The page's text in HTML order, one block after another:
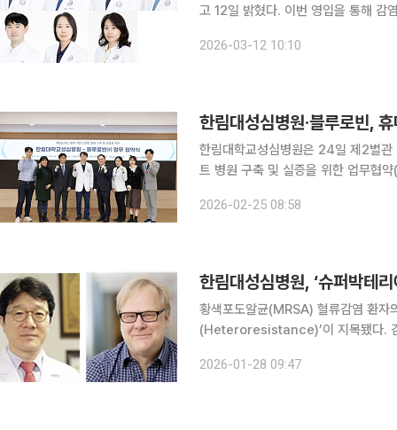
고 12일 밝혔다. 이번 영입을 통해 감
교수는 서울대학교 의과대학을 졸업
2026-03-12 10:10
한림대성심병원·블루로빈,
한림대학교성심병원은 24일 제2별관
트 병원 구축 및 실증을 위한 업무협약(MOU)’
부센터장 등 병원 관계자와 블루로빈
2026-02-25 08:58
한림대성심병원, ‘슈퍼박테
황색포도알균(MRSA) 혈류감염 환자
(Heteroresistance)’이 지목됐다. 김용균 한림대학교성심병원 감염내과 교수와 김양수 서울아산
표준 항생제 치료가 실패하는 구체적
2026-01-28 09:47